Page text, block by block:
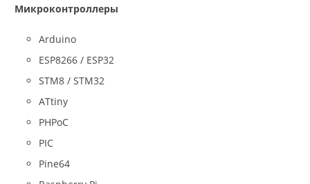
Микроконтроллеры
Arduino
ESP8266 / ESP32
STM8 / STM32
ATtiny
PHPoC
PIC
Pine64